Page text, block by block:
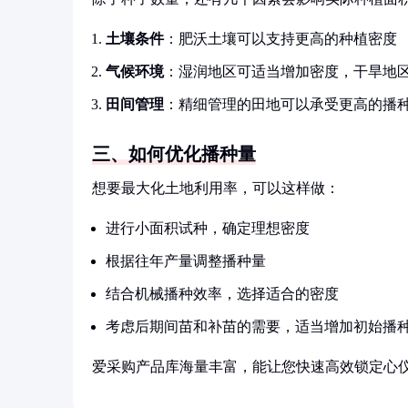
土壤条件：肥沃土壤可以支持更高的种植密度
气候环境：湿润地区可适当增加密度，干旱地
田间管理 ：精细管理的田地可以承受更高的播
三、如何优化播种量
想要最大化土地利用率，可以这样做：
进行小面积试种，确定理想密度
根据往年产量调整播种量
结合机械播种效率，选择适合的密度
考虑后期间苗和补苗的需要，适当增加初始播
爱采购产品库海量丰富，能让您快速高效锁定